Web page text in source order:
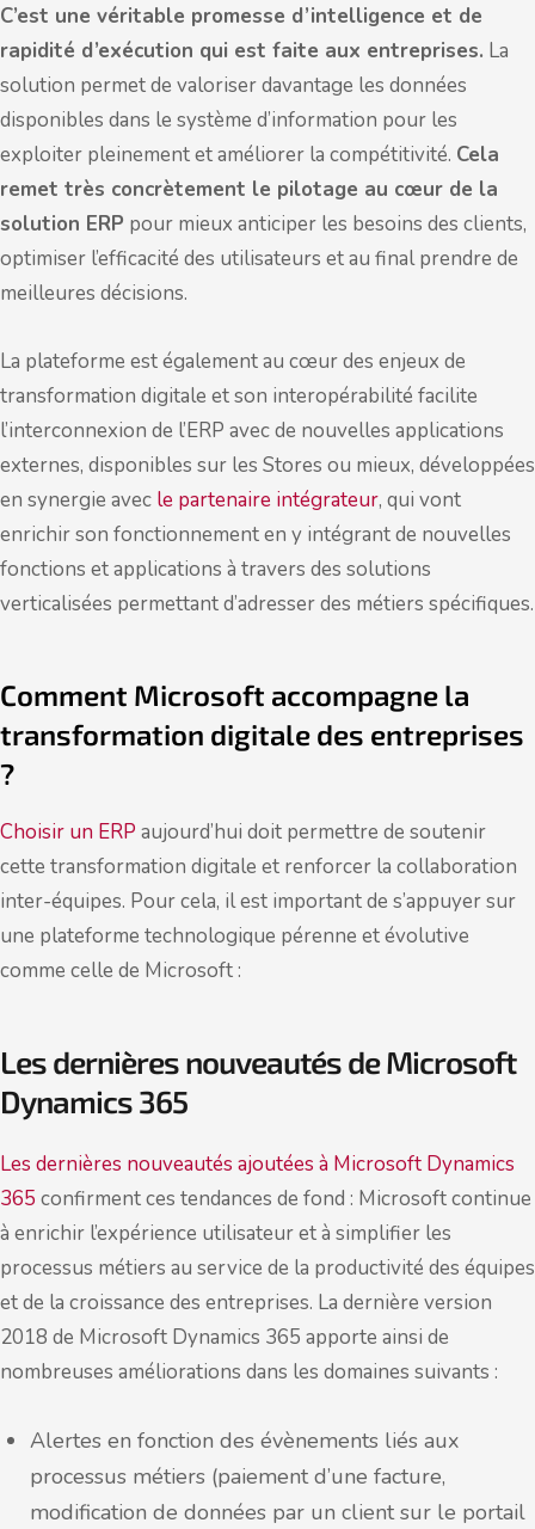
C’est une véritable promesse d’intelligence et de
rapidité d’exécution qui est faite aux entreprises. La
solution permet de valoriser davantage les données
disponibles dans le système d’information pour les
exploiter pleinement et améliorer la compétitivité. Cela
remet très concrètement le pilotage au cœur de la
solution ERP pour mieux anticiper les besoins des clients,
optimiser l’efficacité des utilisateurs et au final prendre de
meilleures décisions.
La plateforme est également au cœur des enjeux de
transformation digitale et son interopérabilité facilite
l’interconnexion de l’ERP avec de nouvelles applications
externes, disponibles sur les Stores ou mieux, développées
en synergie avec le partenaire intégrateur, qui vont
enrichir son fonctionnement en y intégrant de nouvelles
fonctions et applications à travers des solutions
verticalisées permettant d’adresser des métiers spécifiques.
Comment Microsoft accompagne la
transformation digitale des entreprises
?
Choisir un ERP aujourd’hui doit permettre de soutenir
cette transformation digitale et renforcer la collaboration
inter-équipes. Pour cela, il est important de s’appuyer sur
une plateforme technologique pérenne et évolutive
comme celle de Microsoft :
Les dernières nouveautés de Microsoft
Dynamics 365
Les dernières nouveautés ajoutées à Microsoft Dynamics
365 confirment ces tendances de fond : Microsoft continue
à enrichir l’expérience utilisateur et à simplifier les
processus métiers au service de la productivité des équipes
et de la croissance des entreprises. La dernière version
2018 de Microsoft Dynamics 365 apporte ainsi de
nombreuses améliorations dans les domaines suivants :
Alertes en fonction des évènements liés aux
processus métiers (paiement d’une facture,
modification de données par un client sur le portail